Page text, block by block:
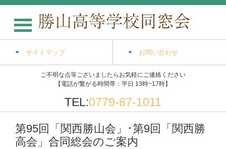
サイトマップ お問い合わせ
ご不明な点等ございましたらお気軽にご連絡ください
【電話が繋がる時間帯：平日 13時~17時】
TEL:0779-87-1011
第95回「関西勝山会」･第9回「関西勝
高会」合同総会のご案内